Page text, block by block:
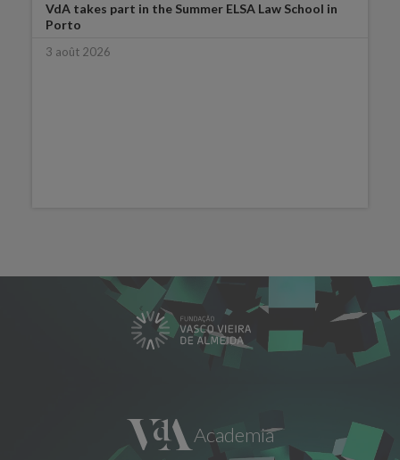
VdA takes part in the Summer ELSA Law School in
Porto
3 août 2026